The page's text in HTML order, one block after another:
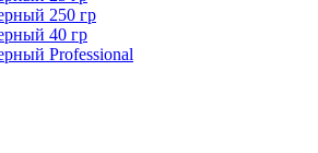
250 гр
40 гр
Professional